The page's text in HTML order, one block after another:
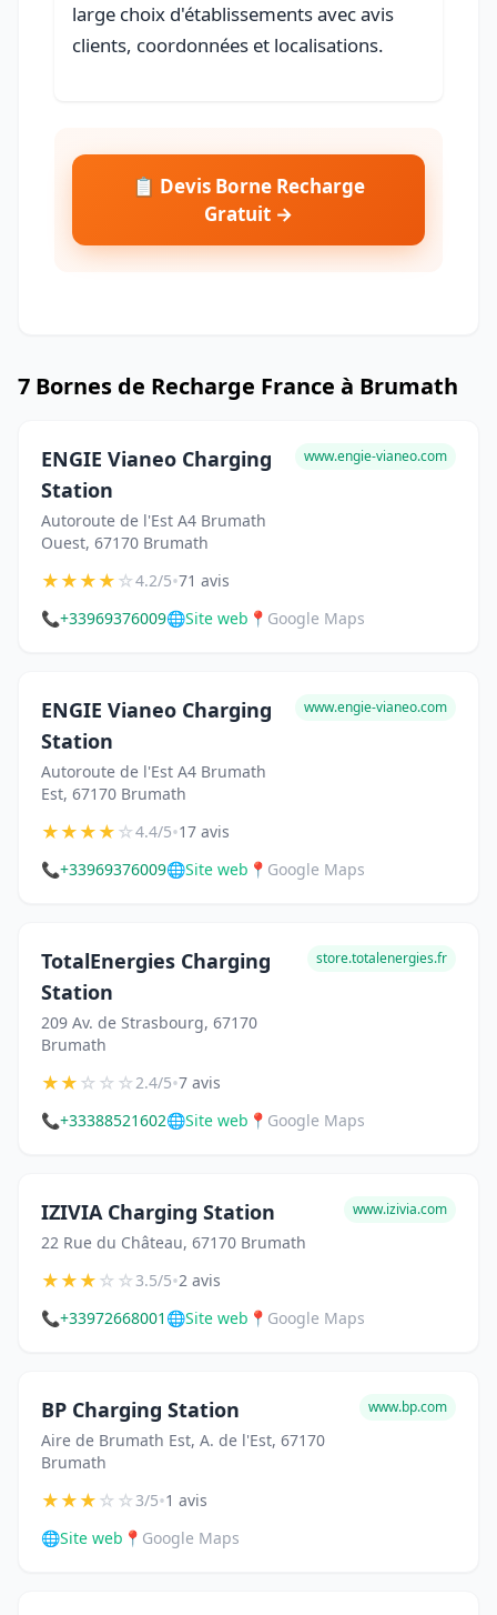
large choix d'établissements avec avis
clients, coordonnées et localisations.
📋 Devis Borne Recharge
Gratuit →
7 Bornes de Recharge France à Brumath
ENGIE Vianeo Charging
Station
Autoroute de l'Est A4 Brumath
Ouest, 67170 Brumath
www.engie-vianeo.com
★★★★☆4.2/5•71 avis
📞+33969376009🌐Site web 📍 Google Maps
ENGIE Vianeo Charging
Station
Autoroute de l'Est A4 Brumath
Est, 67170 Brumath
www.engie-vianeo.com
★★★★☆4.4/5•17 avis
📞+33969376009🌐Site web 📍 Google Maps
TotalEnergies Charging
Station
209 Av. de Strasbourg, 67170
Brumath
store.totalenergies.fr
★★☆☆☆2.4/5•7 avis
📞+33388521602🌐Site web 📍 Google Maps
IZIVIA Charging Station
22 Rue du Château, 67170 Brumath
www.izivia.com
★★★☆☆3.5/5•2 avis
📞+33972668001 🌐Site web 📍 Google Maps
BP Charging Station
Aire de Brumath Est, A. de l'Est, 67170
Brumath
www.bp.com
★★★☆☆3/5•1 avis
🌐Site web 📍 Google Maps